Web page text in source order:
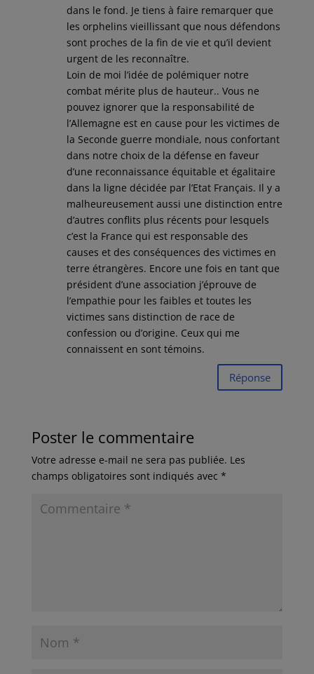
dans le fond. Je tiens à faire remarquer que
les orphelins vieillissant que nous défendons
sont proches de la fin de vie et qu’il devient
urgent de les reconnaître.
Loin de moi l’idée de polémiquer notre
combat mérite plus de hauteur.. Vous ne
pouvez ignorer que la responsabilité de
l’Allemagne est en cause pour les victimes de
la Seconde guerre mondiale, nous confortant
dans notre choix de la défense en faveur
d’une reconnaissance équitable et égalitaire
dans la ligne décidée par l’Etat Français. Il y a
malheureusement aussi une distinction entre
d’autres conflits plus récents pour lesquels
c’est la France qui est responsable des
causes et des conséquences des victimes en
terre étrangères. Encore une fois en tant que
président d’une association j’éprouve de
l’empathie pour les faibles et toutes les
victimes sans distinction de race de
confession ou d’origine. Ceux qui me
connaissent en sont témoins.
Réponse
Poster le commentaire
Votre adresse e-mail ne sera pas publiée. Les
champs obligatoires sont indiqués avec *